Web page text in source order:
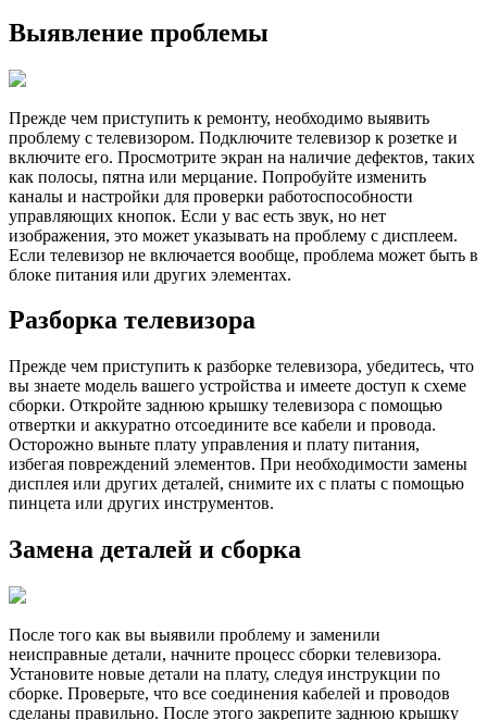
Выявление проблемы
Прежде чем приступить к ремонту, необходимо выявить
проблему с телевизором. Подключите телевизор к розетке и
включите его. Просмотрите экран на наличие дефектов, таких
как полосы, пятна или мерцание. Попробуйте изменить
каналы и настройки для проверки работоспособности
управляющих кнопок. Если у вас есть звук, но нет
изображения, это может указывать на проблему с дисплеем.
Если телевизор не включается вообще, проблема может быть в
блоке питания или других элементах.
Разборка телевизора
Прежде чем приступить к разборке телевизора, убедитесь, что
вы знаете модель вашего устройства и имеете доступ к схеме
сборки. Откройте заднюю крышку телевизора с помощью
отвертки и аккуратно отсоедините все кабели и провода.
Осторожно выньте плату управления и плату питания,
избегая повреждений элементов. При необходимости замены
дисплея или других деталей, снимите их с платы с помощью
пинцета или других инструментов.
Замена деталей и сборка
После того как вы выявили проблему и заменили
неисправные детали, начните процесс сборки телевизора.
Установите новые детали на плату, следуя инструкции по
сборке. Проверьте, что все соединения кабелей и проводов
сделаны правильно. После этого закрепите заднюю крышку